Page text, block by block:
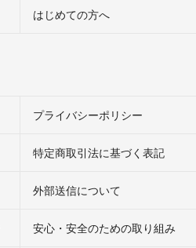
はじめての方へ
プライバシーポリシー
特定商取引法に基づく表記
外部送信について
安心・安全のための取り組み